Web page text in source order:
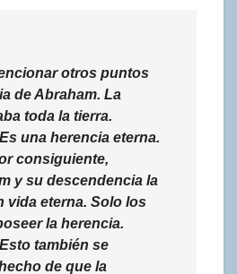
otros puntos
de Abraham. La
toda la tierra.
una herencia eterna.
consiguiente,
y su descendencia la
vida eterna. Solo los
la herencia.
también se
de que la